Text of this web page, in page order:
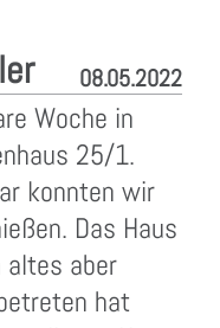
08.05.2022
Woche in
25/1.
konnten wir
Das Haus
aber
hat